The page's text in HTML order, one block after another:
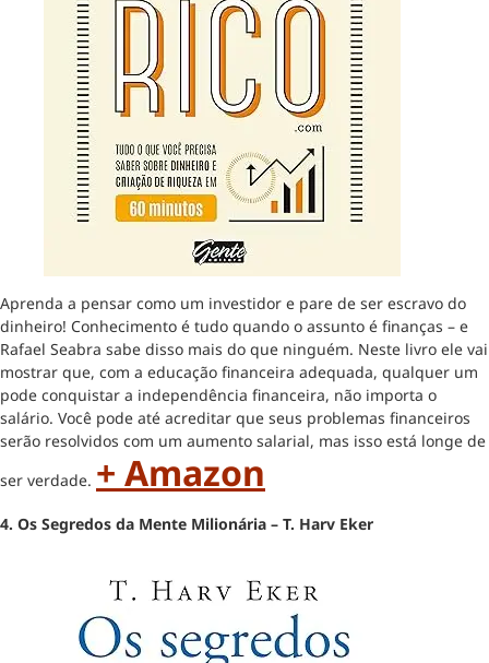
Aprenda a pensar como um investidor e pare de ser escravo do
dinheiro! Conhecimento é tudo quando o assunto é finanças – e
Rafael Seabra sabe disso mais do que ninguém. Neste livro ele vai
mostrar que, com a educação financeira adequada, qualquer um
pode conquistar a independência financeira, não importa o
salário. Você pode até acreditar que seus problemas financeiros
serão resolvidos com um aumento salarial, mas isso está longe de
ser verdade. + Amazon
4. Os Segredos da Mente Milionária – T. Harv Eker